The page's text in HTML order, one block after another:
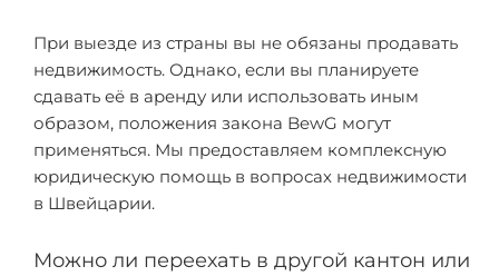
При выезде из страны вы не обязаны продавать
недвижимость. Однако, если вы планируете
сдавать её в аренду или использовать иным
образом, положения закона BewG могут
применяться. Мы предоставляем комплексную
юридическую помощь в вопросах недвижимости
в Швейцарии.
Можно ли переехать в другой кантон или